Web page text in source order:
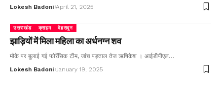
Lokesh Badoni April 21, 2025
उत्तराखंड क्राइम देहरादून
झाड़ियों में मिला महिला का अर्धनग्न शव
मौके पर बुलाई गई फोरेंसिक टीम, जांच पड़ताल तेज ऋषिकेश । आईडीपीएल…
Lokesh Badoni January 19, 2025